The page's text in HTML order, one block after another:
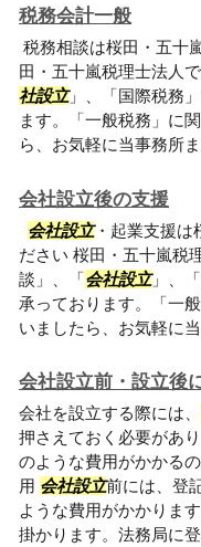
税務会計一般
税務相談は桜田・五十
田・五十嵐税理士法人
社設立」、「国際税務
ます。「一般税務」に
ら、お気軽に当事務所
会社設立後の支援
会社設立・起業支援は
ださい 桜田・五十嵐税
談」、「会社設立」、
承っております。「一
いましたら、お気軽に
会社設立前・設立後
会社を設立する際には、
押さえておく必要があ
のような費用がかかる
用 会社設立前には、登
ような費用がかかりま
掛かります。法務局に